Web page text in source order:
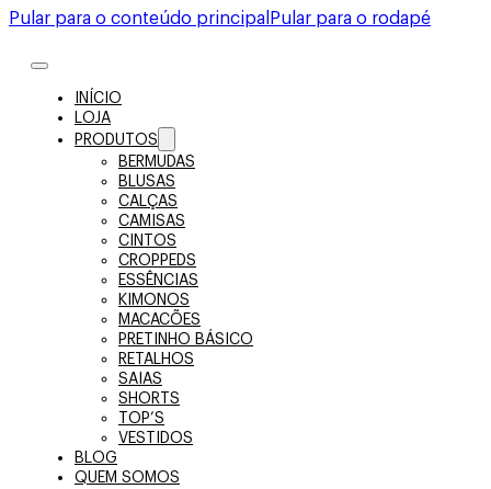
Pular para o conteúdo principal Pular para o rodapé
INÍCIO
LOJA
PRODUTOS
BERMUDAS
BLUSAS
CALÇAS
CAMISAS
CINTOS
CROPPEDS
ESSÊNCIAS
KIMONOS
MACACÕES
PRETINHO BÁSICO
RETALHOS
SAIAS
SHORTS
TOP’S
VESTIDOS
BLOG
QUEM SOMOS